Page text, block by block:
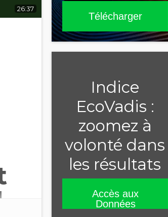
26:37
2025
Télécharger
Indice
EcoVadis :
zoomez à
volonté dans
les résultats
Accès aux
Données